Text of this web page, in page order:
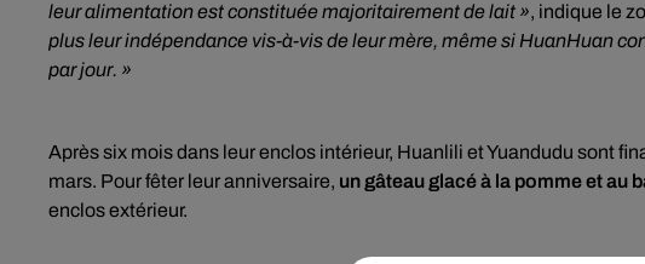
leur alimentation est constituée majoritairement de lait », indique le
plus leur indépendance vis-à-vis de leur mère, même si HuanHuan
par jour. »
Après six mois dans leur enclos intérieur, Huanlili et Yuandudu sont
mars. Pour fêter leur anniversaire, un gâteau glacé à la pomme et au
enclos extérieur.